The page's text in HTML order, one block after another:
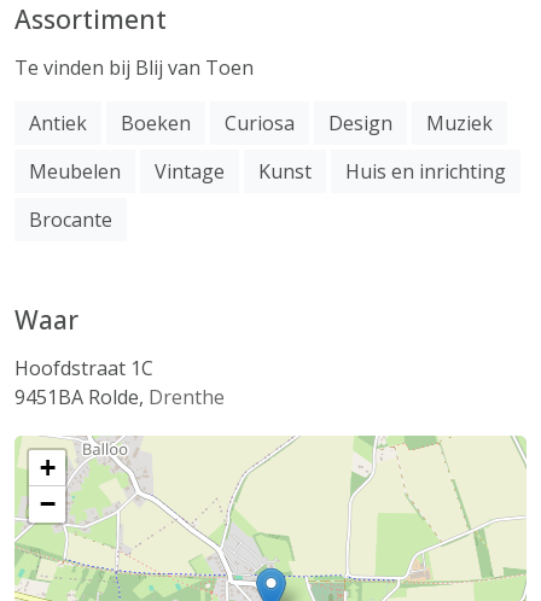
Assortiment
Te vinden bij Blij van Toen
Antiek Boeken Curiosa Design
Muziek
Meubelen
Vintage Kunst
Huis en inrichting
Brocante
Waar
Hoofdstraat 1C
9451BA Rolde, Drenthe
+
−